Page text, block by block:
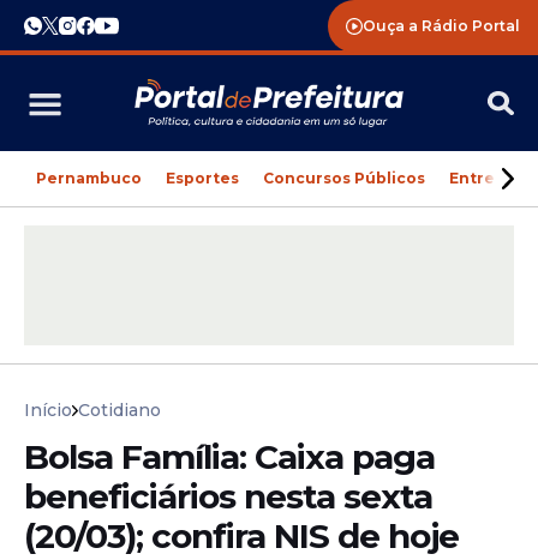
Ouça a Rádio Portal
Pernambuco Esportes Concursos Públicos
Início Cotidiano
Bolsa Família: Caixa paga
beneficiários nesta sexta
(20/03); confira NIS de hoje